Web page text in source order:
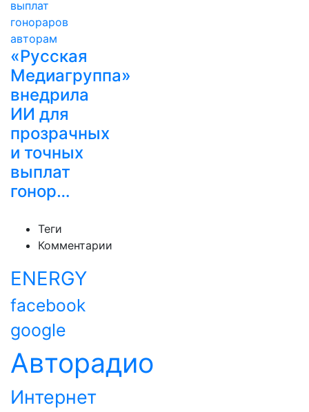
«Русская
Медиагруппа»
внедрила
ИИ для
прозрачных
и точных
выплат
гонор…
Теги
Комментарии
ENERGY
facebook
google
Авторадио
Интернет